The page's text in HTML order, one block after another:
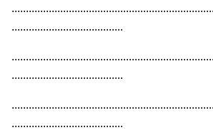
.......................................
.......................................
.......................................